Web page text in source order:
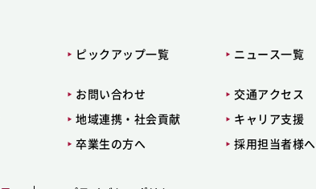
ピックアップ一覧 ニュース一覧
お問い合わせ
交通アクセス
地域連携・社会貢献
キャリア支援
卒業生の方へ 採用担当者様へ